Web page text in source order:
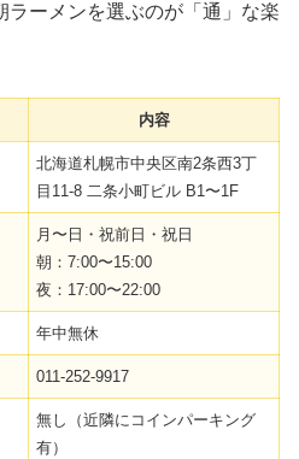
ラーメンを選ぶのが「通」な楽
内容
北海道札幌市中央区南2条西3丁
目11-8 二条小町ビル B1〜1F
月〜日・祝前日・祝日
朝：7:00〜15:00
夜：17:00〜22:00
年中無休
011-252-9917
無し（近隣にコインパーキング
有）